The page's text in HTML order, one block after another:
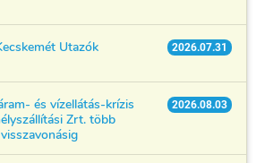
2026.07.31
Utazók
2026.08.03
és vízellátás-krízis
Zrt. több